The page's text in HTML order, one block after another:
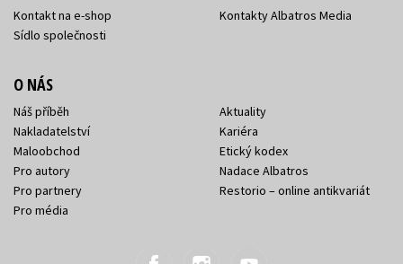
Kontakt na e-shop
Sídlo společnosti
Kontakty Albatros Media
O NÁS
Náš příběh
Nakladatelství
Maloobchod
Pro autory
Pro partnery
Pro média
Aktuality
Kariéra
Etický kodex
Nadace Albatros
Restorio – online antikvariát